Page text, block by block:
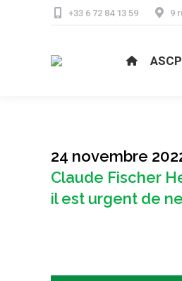
+33 6 72 84 13 59 9
24 novembre
Claude Fischer
il est urgent de